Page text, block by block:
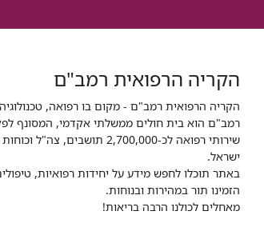
הקריה הרפואית רמב"ם
הקריה הרפואית רמב"ם - מקום בו רפואה,
ישראל.
באתר תוכלו לחפש מידע על יחידות רפואיות,
הזמינו תור במהירות ובנוחות.
מאחלים לכולנו הרבה בריאות!